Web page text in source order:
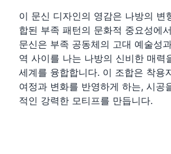
이 문신 디자인의 영감은 나방의 변
합된 부족 패턴의 문화적 중요성에
문신은 부족 공동체의 고대 예술성
역 사이를 나는 나방의 신비한 매력
세계를 융합합니다. 이 조합은 착용
여정과 변화를 반영하게 하는, 시공
적인 강력한 모티프를 만듭니다.